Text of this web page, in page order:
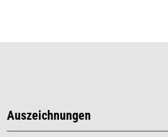
Auszeichnungen